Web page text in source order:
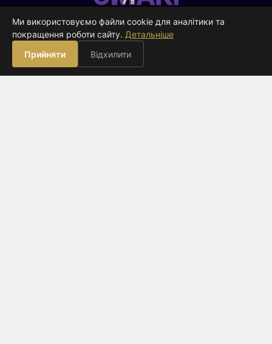
Смакі
видавництво
ВИДАВНИЦТВО
Книги
Ми використовуємо файли cookie для аналітики та
покращення роботи сайту. Детальніше
Прийняти
Відхилити